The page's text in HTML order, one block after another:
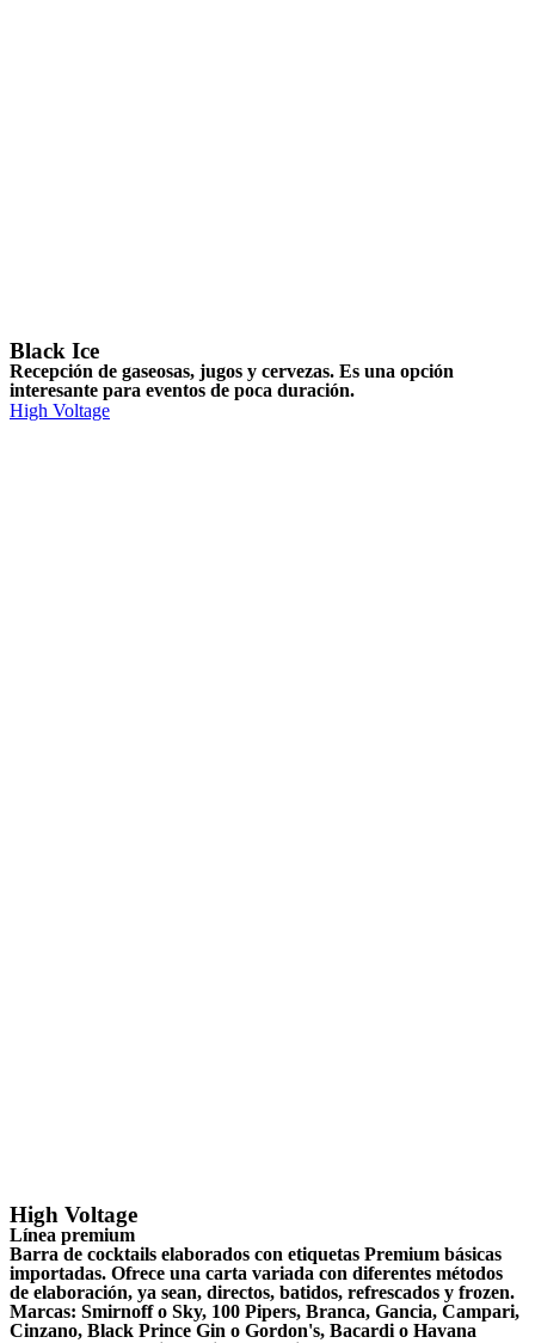
Black Ice
Recepción de gaseosas, jugos y cervezas. Es una opción
interesante para eventos de poca duración.
High Voltage
High Voltage
Línea premium
Barra de cocktails elaborados con etiquetas Premium básicas
importadas. Ofrece una carta variada con diferentes métodos
de elaboración, ya sean, directos, batidos, refrescados y frozen.
Marcas: Smirnoff o Sky, 100 Pipers, Branca, Gancia, Campari,
Cinzano, Black Prince Gin o Gordon's, Bacardi o Havana